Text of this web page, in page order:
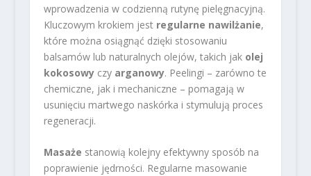
wprowadzenia w codzienną rutynę pielęgnacyjną.
Kluczowym krokiem jest regularne nawilżanie,
które można osiągnąć dzięki stosowaniu
balsamów lub naturalnych olejów, takich jak olej
kokosowyczy arganowy. Peelingi – zarówno te
chemiczne, jak i mechaniczne – pomagają w
usunięciu martwego naskórka i stymulują proces
regeneracji.
Masaże stanowią kolejny efektywny sposób na
poprawienie jędrności. Regularne masowanie